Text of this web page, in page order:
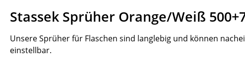
Stassek Sprüher Orange/Weiß
Unsere Sprüher für Flaschen sind langlebig und können
einstellbar.